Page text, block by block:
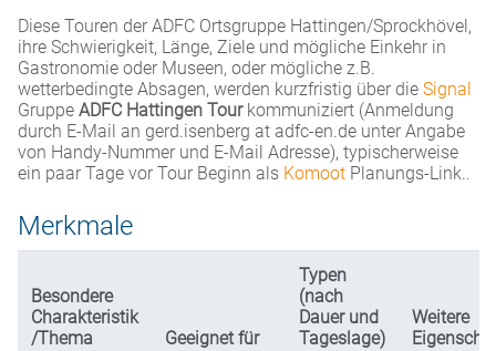
Diese Touren der ADFC Ortsgruppe Hattingen/Sprockhövel,
ihre Schwierigkeit, Länge, Ziele und mögliche Einkehr in
Gastronomie oder Museen, oder mögliche z.B.
wetterbedingte Absagen, werden kurzfristig über die Signal
Gruppe ADFC Hattingen Tourkommuniziert (Anmeldung
durch E-Mail an gerd.isenberg at adfc-en.de unter Angabe
von Handy-Nummer und E-Mail Adresse), typischerweise
ein paar Tage vor Tour Beginn als Komoot Planungs-Link..
Merkmale
Besondere
Charakteristik
/Thema
Geeignet für
Typen
(nach
Dauer und
Tageslage)
Weitere